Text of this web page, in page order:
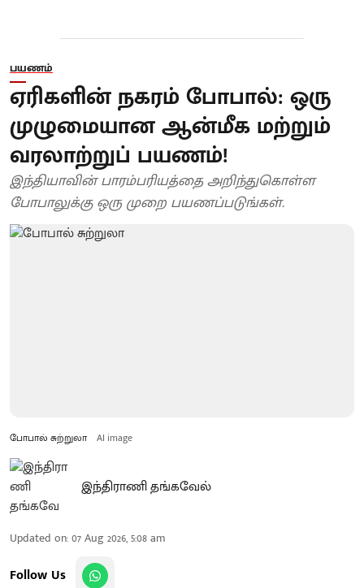
பயணம்
ஏரிகளின் நகரம் போபால்: ஒரு
முழுமையான ஆன்மீக மற்றும்
வரலாற்றுப் பயணம்!
இந்தியாவின் பாரம்பரியத்தை அறிந்துகொள்ள
போபாலுக்கு ஒரு முறை பயணப்படுங்கள்.
போபால் சுற்றுலா AI image
இந்திராணி தங்கவேல்
Updated on:07 Aug 2026, 5:08 am
Follow Us